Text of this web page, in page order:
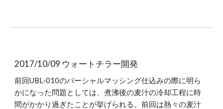
2017/10/09 ウォートチラー開発
前回UBL-010のパーシャルマッシング仕込みの際に明ら
かになった問題としては、煮沸後の麦汁の冷却工程に時
間がかかり過ぎたことが挙げられる。前回は熱々の麦汁